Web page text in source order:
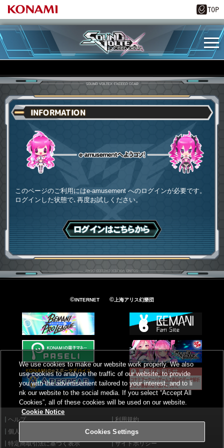
INFORMATION
このページのご利用にはe-amusement へのログインが必要です。
ログインした状態で､再度お試しください。
ログインはこちら
©INTERNET ©上海アリス幻樂団
ヘルプ
利用規約
個人情報等保護方針
外部送信について
特定商取引法に基づく表示
サイトポリシー
We use cookies to make our website work properly. We also
use cookies to analyze the traffic of our website, to provide
you with the advertisement tailored to your interest, and to li
nk our website to the social media. If you select “Accept All
Cookies”, all of these cookies will be used on our website.
Cookie Notice
Cookies Settings